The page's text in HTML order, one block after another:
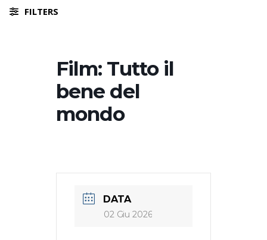
FILTERS
Film: Tutto il
bene del
mondo
DATA
02 Giu 2026